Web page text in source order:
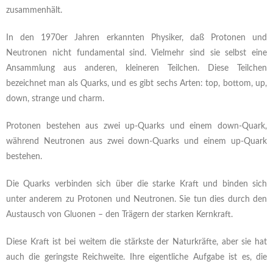
zusammenhält.
In den 1970er Jahren erkannten Physiker, daß Protonen und
Neutronen nicht fundamental sind. Vielmehr sind sie selbst eine
Ansammlung aus anderen, kleineren Teilchen. Diese Teilchen
bezeichnet man als Quarks, und es gibt sechs Arten: top, bottom, up,
down, strange und charm.
Protonen bestehen aus zwei up-Quarks und einem down-Quark,
während Neutronen aus zwei down-Quarks und einem up-Quark
bestehen.
Die Quarks verbinden sich über die starke Kraft und binden sich
unter anderem zu Protonen und Neutronen. Sie tun dies durch den
Austausch von Gluonen – den Trägern der starken Kernkraft.
Diese Kraft ist bei weitem die stärkste der Naturkräfte, aber sie hat
auch die geringste Reichweite. Ihre eigentliche Aufgabe ist es, die